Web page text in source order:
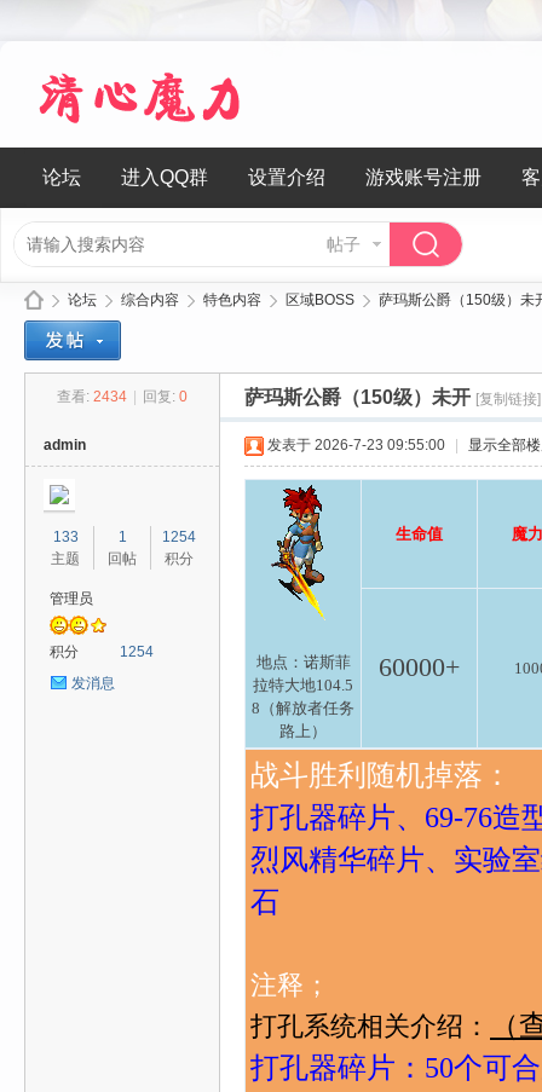
论坛 进入QQ群 设置介绍 游戏账号注册
帖子
论坛
›
综合内容
›
特色内容
›
区域BOSS
›
萨玛斯公爵（150级）未
查看: 2434 回复: 0 萨玛斯公爵（150级）未开 [复制链接]
admin
133
主题
1
回帖
1254
积分
管理员
积分
1254
发消息
发表于 2026-7-23 09:55:00 显示全部
地点：诺斯菲
拉特大地104.5
8（解放者任务
路上）
生命值 魔
60000+
战斗胜利随机掉落：
打孔器碎片、69-76造
烈风精华碎片、实验
石
注释；
打孔系统相关介绍：
（
打孔器碎片：50个可